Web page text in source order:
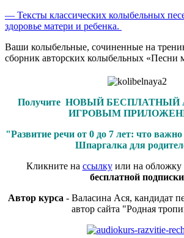
— Тексты классических колыбельных
здоровье матери и ребенка.
Ваши колыбельные, сочиненные на
сборник авторских колыбельных «Песни
Получите НОВЫЙ
ИГРОВЫМ
"Развитие речи от 0 до 7 лет: что важно
Шпаргалка для
Кликните на ссылкуили на обложку
бесплатной подписки
Автор курса - Валасина Ася, кандидат
автор сайта "Родная